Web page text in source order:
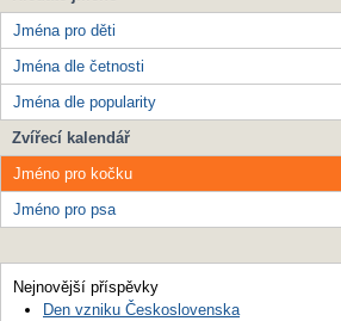
Jména pro děti
Jména dle četnosti
Jména dle popularity
Zvířecí kalendář
Jméno pro kočku
Jméno pro psa
Nejnovější příspěvky
Den vzniku Československa